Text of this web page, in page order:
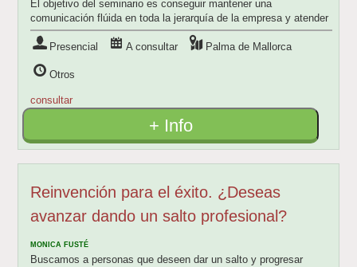
El objetivo del seminario es conseguir mantener una
comunicación flúida en toda la jerarquía de la empresa y atender
a los objetivos comunes de la emp
Presencial
A consultar Palma de Mallorca
Otros
consultar
+ Info
Reinvención para el éxito. ¿Deseas
avanzar dando un salto profesional?
MONICA FUSTÉ
Buscamos a personas que deseen dar un salto y progresar